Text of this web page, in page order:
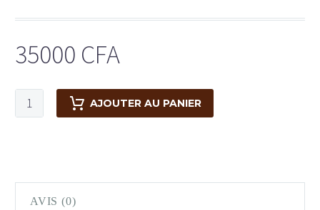
35000 CFA
AJOUTER AU PANIER
AVIS (0)